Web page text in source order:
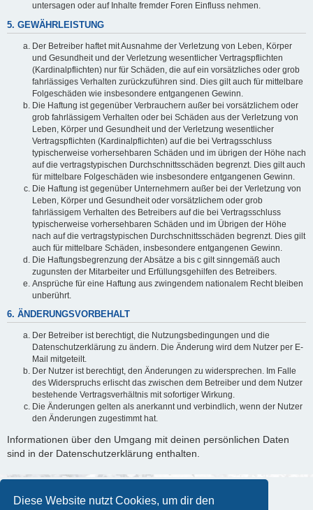
Diese Website nutzt Cookies, um dir den
untersagen oder auf Inhalte fremder Foren Einfluss nehmen.
5. GEWÄHRLEISTUNG
Der Betreiber haftet mit Ausnahme der Verletzung von Leben, Körper
und Gesundheit und der Verletzung wesentlicher Vertragspflichten
(Kardinalpflichten) nur für Schäden, die auf ein vorsätzliches oder grob
fahrlässiges Verhalten zurückzuführen sind. Dies gilt auch für mittelbare
Folgeschäden wie insbesondere entgangenen Gewinn.
Die Haftung ist gegenüber Verbrauchern außer bei vorsätzlichem oder
grob fahrlässigem Verhalten oder bei Schäden aus der Verletzung von
Leben, Körper und Gesundheit und der Verletzung wesentlicher
Vertragspflichten (Kardinalpflichten) auf die bei Vertragsschluss
typischerweise vorhersehbaren Schäden und im übrigen der Höhe nach
auf die vertragstypischen Durchschnittsschäden begrenzt. Dies gilt auch
für mittelbare Folgeschäden wie insbesondere entgangenen Gewinn.
Die Haftung ist gegenüber Unternehmern außer bei der Verletzung von
Leben, Körper und Gesundheit oder vorsätzlichem oder grob
fahrlässigem Verhalten des Betreibers auf die bei Vertragsschluss
typischerweise vorhersehbaren Schäden und im Übrigen der Höhe
nach auf die vertragstypischen Durchschnittsschäden begrenzt. Dies gilt
auch für mittelbare Schäden, insbesondere entgangenen Gewinn.
Die Haftungsbegrenzung der Absätze a bis c gilt sinngemäß auch
zugunsten der Mitarbeiter und Erfüllungsgehilfen des Betreibers.
Ansprüche für eine Haftung aus zwingendem nationalem Recht bleiben
unberührt.
6. ÄNDERUNGSVORBEHALT
Der Betreiber ist berechtigt, die Nutzungsbedingungen und die
Datenschutzerklärung zu ändern. Die Änderung wird dem Nutzer per E-
Mail mitgeteilt.
Der Nutzer ist berechtigt, den Änderungen zu widersprechen. Im Falle
des Widerspruchs erlischt das zwischen dem Betreiber und dem Nutzer
bestehende Vertragsverhältnis mit sofortiger Wirkung.
Die Änderungen gelten als anerkannt und verbindlich, wenn der Nutzer
den Änderungen zugestimmt hat.
Informationen über den Umgang mit deinen persönlichen Daten
sind in der Datenschutzerklärung enthalten.